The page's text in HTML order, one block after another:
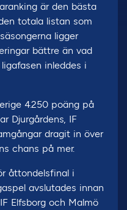
är den bästa
totala listan som
ligger
bättre än vad
inleddes i
4.250 poäng på
Djurgårdens, IF
dragit in över
chans på mer.
åttondelsfinal i
avslutades innan
Elfsborg och Malmö